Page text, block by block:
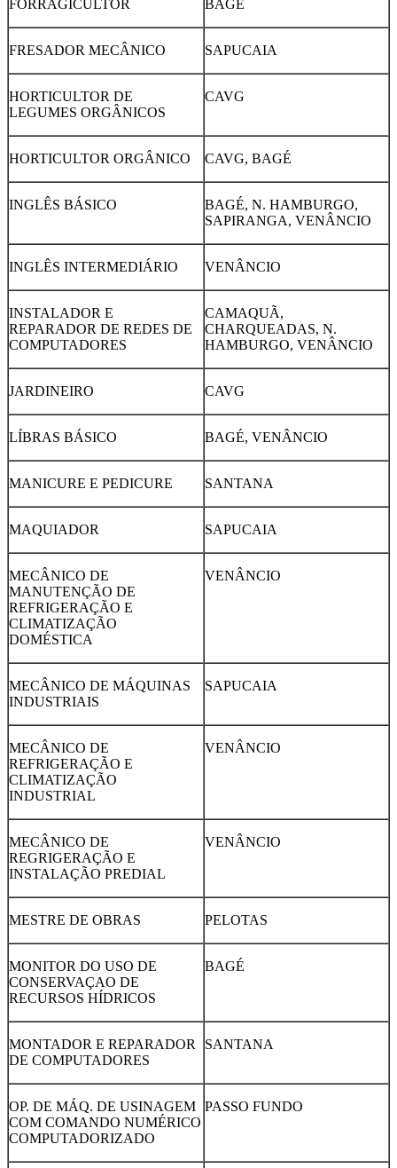
FORRAGICULTOR BAGÉ
FRESADOR MECÂNICO SAPUCAIA
HORTICULTOR DE
LEGUMES ORGÂNICOS
CAVG
HORTICULTOR ORGÂNICO CAVG, BAGÉ
INGLÊS BÁSICO
BAGÉ, N. HAMBURGO,
SAPIRANGA, VENÂNCIO
INGLÊS INTERMEDIÁRIO VENÂNCIO
INSTALADOR E
REPARADOR DE REDES DE
COMPUTADORES
CAMAQUÃ,
CHARQUEADAS, N.
HAMBURGO, VENÂNCIO
JARDINEIRO CAVG
LÍBRAS BÁSICO BAGÉ, VENÂNCIO
MANICURE E PEDICURE SANTANA
MAQUIADOR SAPUCAIA
MECÂNICO DE
MANUTENÇÃO DE
REFRIGERAÇÃO E
CLIMATIZAÇÃO
DOMÉSTICA
VENÂNCIO
MECÂNICO DE MÁQUINAS
INDUSTRIAIS
SAPUCAIA
MECÂNICO DE
REFRIGERAÇÃO E
CLIMATIZAÇÃO
INDUSTRIAL
VENÂNCIO
MECÂNICO DE
REGRIGERAÇÃO E
INSTALAÇÃO PREDIAL
VENÂNCIO
MESTRE DE OBRAS PELOTAS
MONITOR DO USO DE
CONSERVAÇAO DE
RECURSOS HÍDRICOS
BAGÉ
MONTADOR E REPARADOR
DE COMPUTADORES
SANTANA
OP. DE MÁQ. DE USINAGEM
COM COMANDO NUMÉRICO
COMPUTADORIZADO
PASSO FUNDO